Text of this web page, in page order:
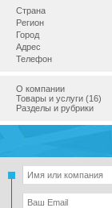
Страна
Регион
Город
Адрес
Телефон
О компании
Товары и услуги (16)
Разделы и рубрики